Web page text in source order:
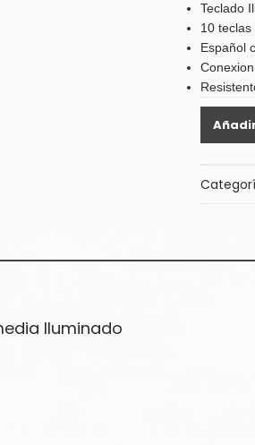
Teclado
10
Español
TECLADO
cantidad
Iluminado